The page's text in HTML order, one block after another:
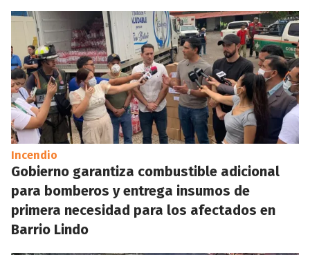
Incendio
Gobierno garantiza combustible adicional
para bomberos y entrega insumos de
primera necesidad para los afectados en
Barrio Lindo